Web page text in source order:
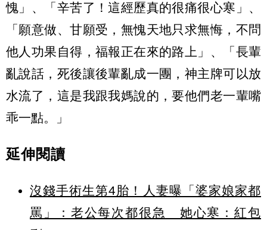
愧」、「辛苦了！這經歷真的很痛很心寒」、
「願意做、甘願受，無愧天地只求無悔，不問
他人功果自得，福報正在來的路上」、「長輩
亂說話，死後讓後輩亂成一團，神主牌可以放
水流了，這是我跟我媽說的，要他們老一輩嘴
乖一點。」
延伸閱讀
沒錢手術生第4胎！人妻曝「婆家娘家都
罵」：老公每次都很急 她心寒：紅包